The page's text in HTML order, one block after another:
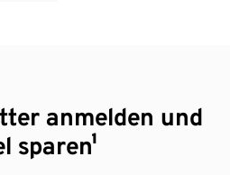
anmelden und
sparen¹